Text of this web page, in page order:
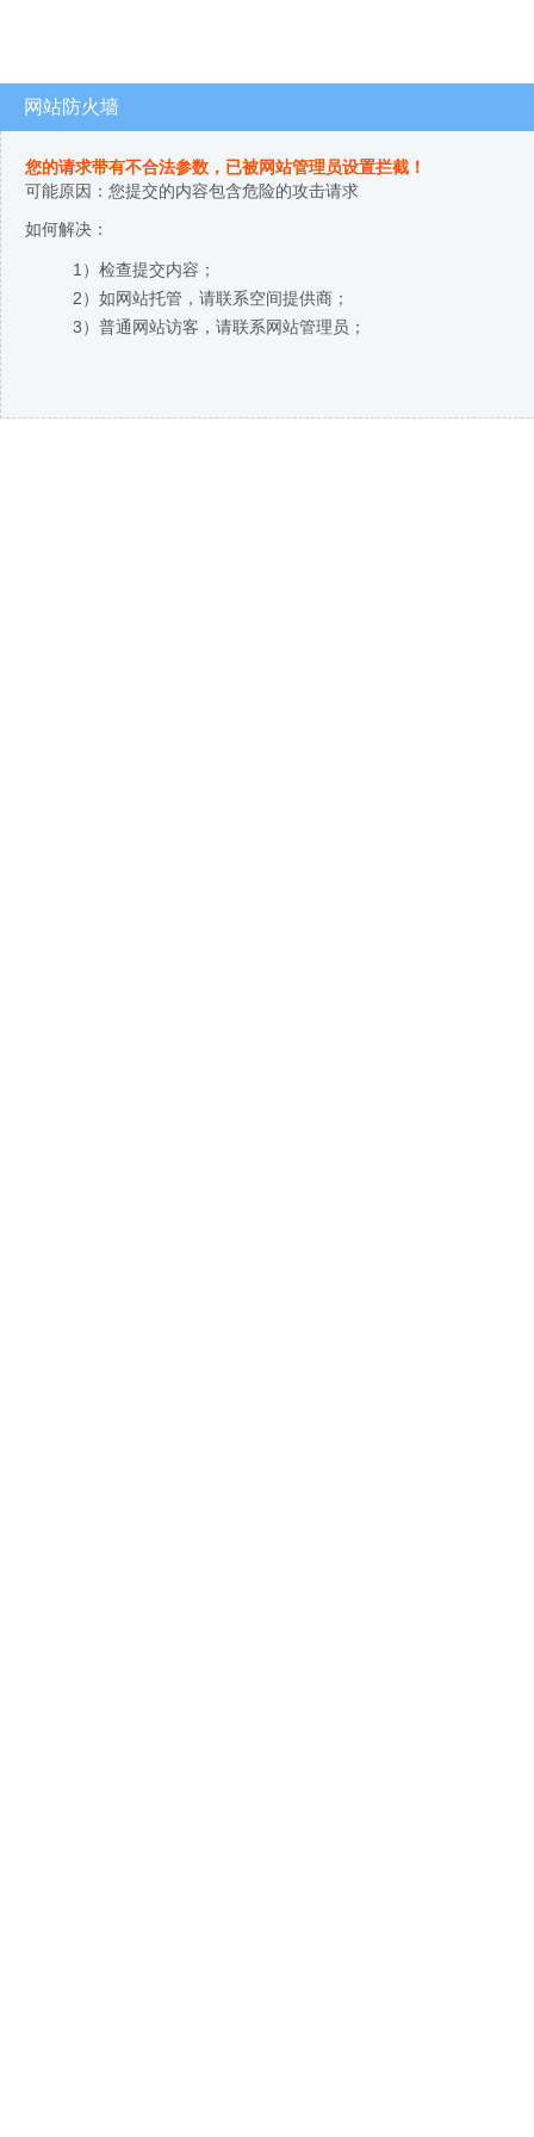
网站防火墙
您的请求带有不合法参数，已被网站管理员设置拦截！
可能原因：您提交的内容包含危险的攻击请求
如何解决：
1）检查提交内容；
2）如网站托管，请联系空间提供商；
3）普通网站访客，请联系网站管理员；